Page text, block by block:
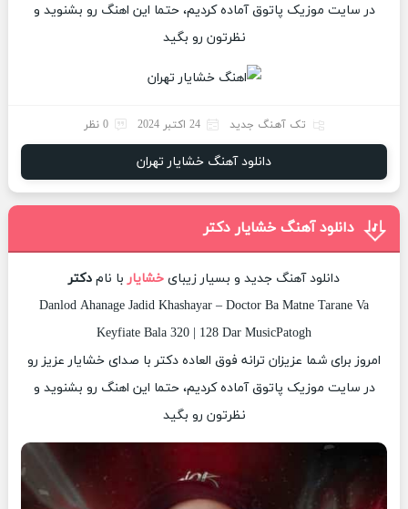
در سایت موزیک پاتوق آماده کردیم، حتما این اهنگ رو بشنوید و
نظرتون رو بگید
تک آهنگ جدید 24 اکتبر 2024 0 نظر
دانلود آهنگ خشایار تهران
دانلود آهنگ خشایار دکتر
دانلود آهنگ جدید و بسیار زیبای خشایار با نام دکتر
Danlod Ahanage Jadid Khashayar – Doctor Ba Matne Tarane Va
Keyfiate Bala 320 | 128 Dar MusicPatogh
امروز برای شما عزیزان ترانه فوق العاده دکتر با صدای خشایار عزیز رو
در سایت موزیک پاتوق آماده کردیم، حتما این اهنگ رو بشنوید و
نظرتون رو بگید